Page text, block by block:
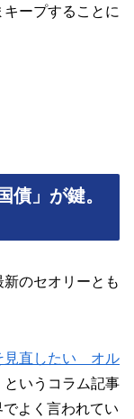
ープすることに
債」が鍵。
のセオリーとも
見直したい オル
というコラム記事
でよく言われてい